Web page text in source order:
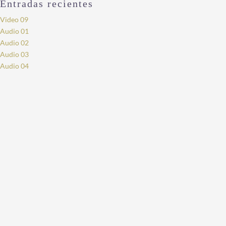
Entradas recientes
Video 09
Audio 01
Audio 02
Audio 03
Audio 04